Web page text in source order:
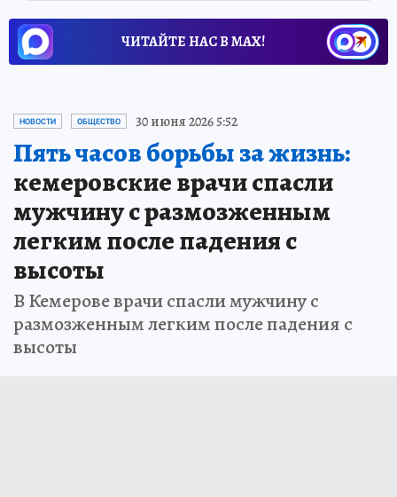
ЧИТАЙТЕ НАС В МАХ!
НОВОСТИ ОБЩЕСТВО 30 июня 2026 5:52
Пять часов борьбы за жизнь:
кемеровские врачи спасли
мужчину с размозженным
легким после падения с
высоты
В Кемерове врачи спасли мужчину с
размозженным легким после падения с
высоты